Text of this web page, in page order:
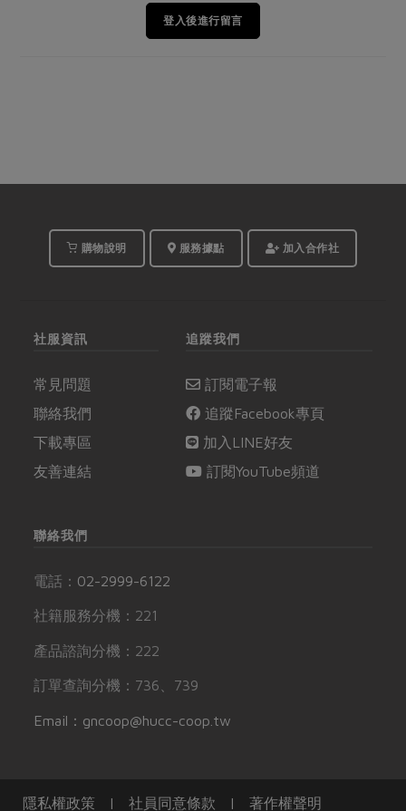
登入後進行留言
購物說明 服務據點 加入合作社
社服資訊
常見問題
聯絡我們
下載專區
友善連結
追蹤我們
訂閱電子報
追蹤Facebook專頁
加入LINE好友
訂閱YouTube頻道
聯絡我們
電話： 02-2999-6122
社籍服務分機：221
產品諮詢分機：222
訂單查詢分機：736、739
Email：gncoop@hucc-coop.tw
隱私權政策 | 社員同意條款 | 著作權聲明